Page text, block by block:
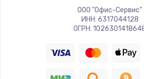
Заказать
Замена ТЭНа
Заказать
ООО "Офис-Сервис"
ИНН: 6317044128
ОГРН: